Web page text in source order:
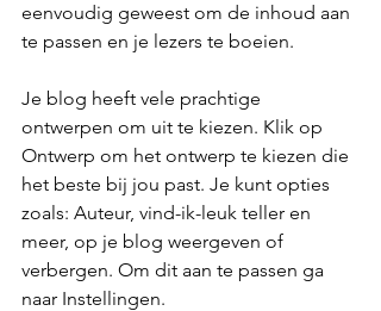
eenvoudig geweest om de inhoud aan
te passen en je lezers te boeien.
Je blog heeft vele prachtige
ontwerpen om uit te kiezen. Klik op
Ontwerp om het ontwerp te kiezen die
het beste bij jou past. Je kunt opties
zoals: Auteur, vind-ik-leuk teller en
meer, op je blog weergeven of
verbergen. Om dit aan te passen ga
naar Instellingen.